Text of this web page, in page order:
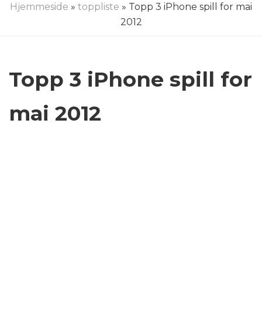
Hjemmeside » toppliste » Topp 3 iPhone spill for mai
2012
Topp 3 iPhone spill for
mai 2012